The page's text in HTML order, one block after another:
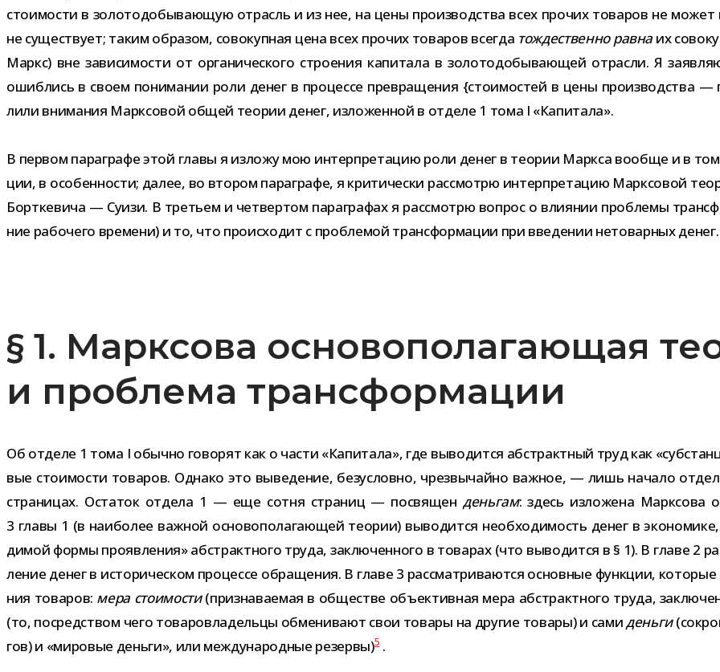
сто­и­мо­сти в золо­то­до­бы­ва­ю­щую отрасль и из нее, на цены про­из­вод­ства всех про­чих това­ров не может
не суще­ствует; таким обра­зом, сово­куп­ная цена всех про­чих това­ров все­гда тож­де­ственно равна их
Маркс) вне зави­си­мо­сти от орга­ни­че­ского стро­е­ния капи­тала в золо­то­до­бы­ва­ю­щей отрасли. Я
ошиб­лись в своем пони­ма­нии роли денег в про­цессе пре­вра­ще­ния {сто­и­мо­стей в цены про­из­вод­ства
лили вни­ма­ния Марксовой общей тео­рии денег, изло­жен­ной в отделе 1 тома I «Капитала».
В пер­вом пара­графе этой главы я изложу мою интер­пре­та­цию роли денег в тео­рии Маркса вообще и в
ции, в осо­бен­но­сти; далее, во вто­ром пара­графе, я кри­ти­че­ски рас­смотрю интер­пре­та­цию Марксовой
Борткевича — Суизи. В тре­тьем и чет­вер­том пара­гра­фах я рас­смотрю вопрос о вли­я­нии про­блемы
ние рабо­чего вре­мени) и то, что про­ис­хо­дит с про­бле­мой транс­фор­ма­ции при вве­де­нии нето­вар­ных денег.
§ 1. Марксова основополагающая
и проблема трансформации
Об отделе 1 тома I обычно гово­рят как о части «Капитала», где выво­дится абстракт­ный труд как
вые сто­и­мо­сти това­ров. Однако это выве­де­ние, без­условно, чрез­вы­чайно важ­ное, — лишь начало
стра­ни­цах. Остаток отдела 1 — еще сотня стра­ниц — посвя­щен день­гам: здесь изло­жена Марксова
3 главы 1 (в наи­бо­лее важ­ной осно­во­по­ла­га­ю­щей тео­рии) выво­дится необ­хо­ди­мость денег в
ди­мой формы про­яв­ле­ния» абстракт­ного труда, заклю­чен­ного в това­рах (что выво­дится в § 1). В главе 2
ле­ние денег в исто­ри­че­ском про­цессе обра­ще­ния. В главе 3 рас­смат­ри­ва­ются основ­ные функ­ции,
ния това­ров: мера сто­и­мо­сти(при­зна­ва­е­мая в обще­стве объ­ек­тив­ная мера абстракт­ного труда,
(то, посред­ством чего това­ро­вла­дельцы обме­ни­вают свои товары на дру­гие товары) и самиденьги
гов) и «миро­вые деньги», или меж­ду­на­род­ные резервы)5.